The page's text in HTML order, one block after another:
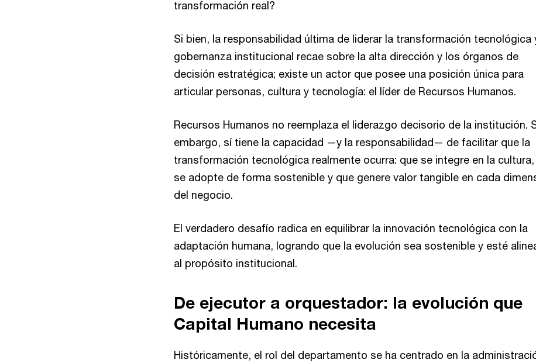
transformación real?
Si bien, la responsabilidad última de liderar la transformación tecnológica
gobernanza institucional recae sobre la alta dirección y los órganos de
decisión estratégica; existe un actor que posee una posición única para
articular personas, cultura y tecnología: el líder de Recursos Humanos.
Recursos Humanos no reemplaza el liderazgo decisorio de la institución.
embargo, sí tiene la capacidad —y la responsabilidad— de facilitar que la
transformación tecnológica realmente ocurra: que se integre en la
se adopte de forma sostenible y que genere valor tangible en cada
del negocio.
El verdadero desafío radica en equilibrar la innovación tecnológica con la
adaptación humana, logrando que la evolución sea sostenible y esté
al propósito institucional.
De ejecutor a orquestador: la evolución que
Capital Humano necesita
Históricamente, el rol del departamento se ha centrado en la